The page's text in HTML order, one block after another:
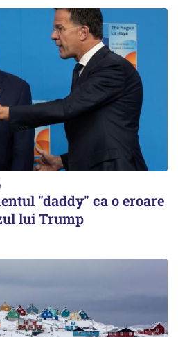
"daddy" ca o eroare
lui Trump